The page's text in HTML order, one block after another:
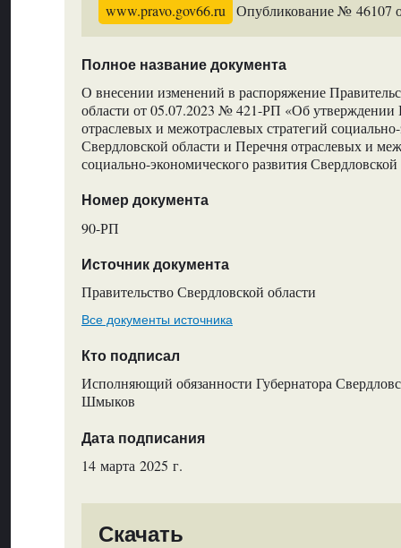
www.pravo.gov66.ru Опубликование № 46107
Полное название документа
О внесении изменений в распоряжение
области от 05.07.2023 № 421-РП «Об утверждении
отраслевых и межотраслевых стратегий
Свердловской области и Перечня отраслевых и
социально-экономического развития Свердловской
Номер документа
90-РП
Источник документа
Правительство Свердловской области
Все документы источника
Кто подписал
Исполняющий обязанности Губернатора
Шмыков
Дата подписания
14 марта 2025 г.
Скачать